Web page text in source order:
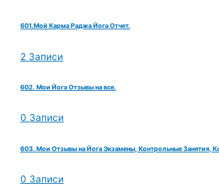
601.Мой Карма Раджа Йога Отчет.
2 Записи
602. Мои Йога Отзывы на все.
0 Записи
603. Мои Отзывы на Йога Экзамены, Контрольные Занятия,
0 Записи